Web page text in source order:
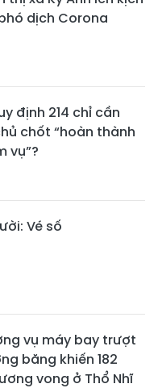
dịch Corona
định 214 chỉ cần
chốt “hoàn thành
vụ”?
Vé số
vụ máy bay trượt
băng khiến 182
vong ở Thổ Nhĩ